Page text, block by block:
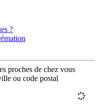
?
proches de chez vous
ou code postal